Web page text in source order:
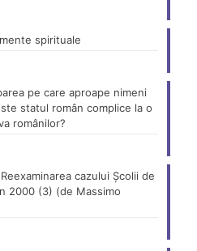
spirituale
pe care aproape nimeni
statul român complice la o
românilor?
cazului Școlii de
2000 (3) (de Massimo